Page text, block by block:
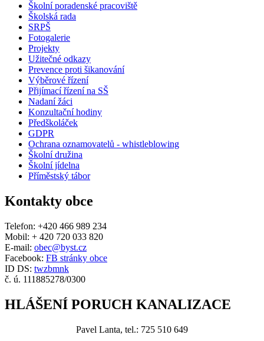
Školní poradenské pracoviště
Školská rada
SRPŠ
Fotogalerie
Projekty
Užitečné odkazy
Prevence proti šikanování
Výběrové řízení
Přijímací řízení na SŠ
Nadaní žáci
Konzultační hodiny
Předškoláček
GDPR
Ochrana oznamovatelů - whistleblowing
Školní družina
Školní jídelna
Příměstský tábor
Kontakty obce
Telefon: +420 466 989 234
Mobil: + 420 720 033 820
E-mail: obec@byst.cz
Facebook: FB stránky obce
ID DS: twzbmnk
č. ú. 111885278/0300
HLÁŠENÍ PORUCH KANALIZACE
Pavel Lanta, tel.: 725 510 649